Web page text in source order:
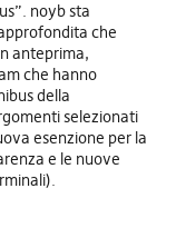
noyb sta
che
anteprima,
che hanno
della
selezionati
esenzione per la
e le nuove